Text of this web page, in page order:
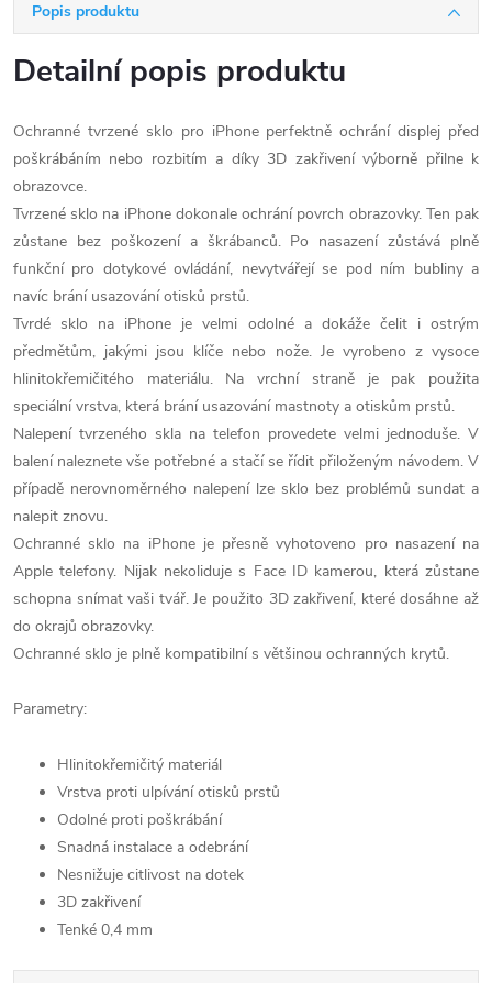
Popis produktu
Detailní popis produktu
Ochranné tvrzené sklo pro iPhone perfektně ochrání displej před
poškrábáním nebo rozbitím a díky 3D zakřivení výborně přilne k
obrazovce.
Tvrzené sklo na iPhone dokonale ochrání povrch obrazovky. Ten pak
zůstane bez poškození a škrábanců. Po nasazení zůstává plně
funkční pro dotykové ovládání, nevytvářejí se pod ním bubliny a
navíc brání usazování otisků prstů.
Tvrdé sklo na iPhone je velmi odolné a dokáže čelit i ostrým
předmětům, jakými jsou klíče nebo nože. Je vyrobeno z vysoce
hlinitokřemičitého materiálu. Na vrchní straně je pak použita
speciální vrstva, která brání usazování mastnoty a otiskům prstů.
Nalepení tvrzeného skla na telefon provedete velmi jednoduše. V
balení naleznete vše potřebné a stačí se řídit přiloženým návodem. V
případě nerovnoměrného nalepení lze sklo bez problémů sundat a
nalepit znovu.
Ochranné sklo na iPhone je přesně vyhotoveno pro nasazení na
Apple telefony. Nijak nekoliduje s Face ID kamerou, která zůstane
schopna snímat vaši tvář. Je použito 3D zakřivení, které dosáhne až
do okrajů obrazovky.
Ochranné sklo je plně kompatibilní s většinou ochranných krytů.
Parametry:
Hlinitokřemičitý materiál
Vrstva proti ulpívání otisků prstů
Odolné proti poškrábání
Snadná instalace a odebrání
Nesnižuje citlivost na dotek
3D zakřivení
Tenké 0,4 mm